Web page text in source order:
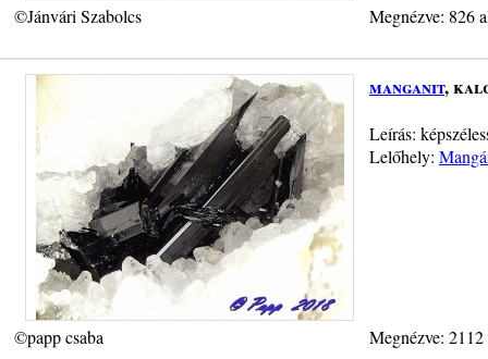
©Jánvári Szabolcs Megnézve: 826
manganit,
Leírás:
Lelőhely:
©papp csaba Megnézve: